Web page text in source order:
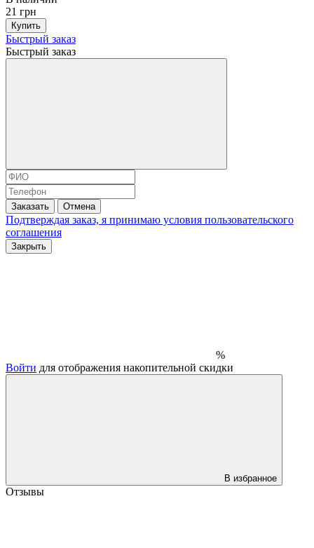
21 грн
Купить
Быстрый заказ
Быстрый заказ
Заказать Отмена
Подтверждая заказ, я принимаю условия пользовательского
соглашения
Закрыть
%
Войти для отображения накопительной скидки
В избранное
Отзывы